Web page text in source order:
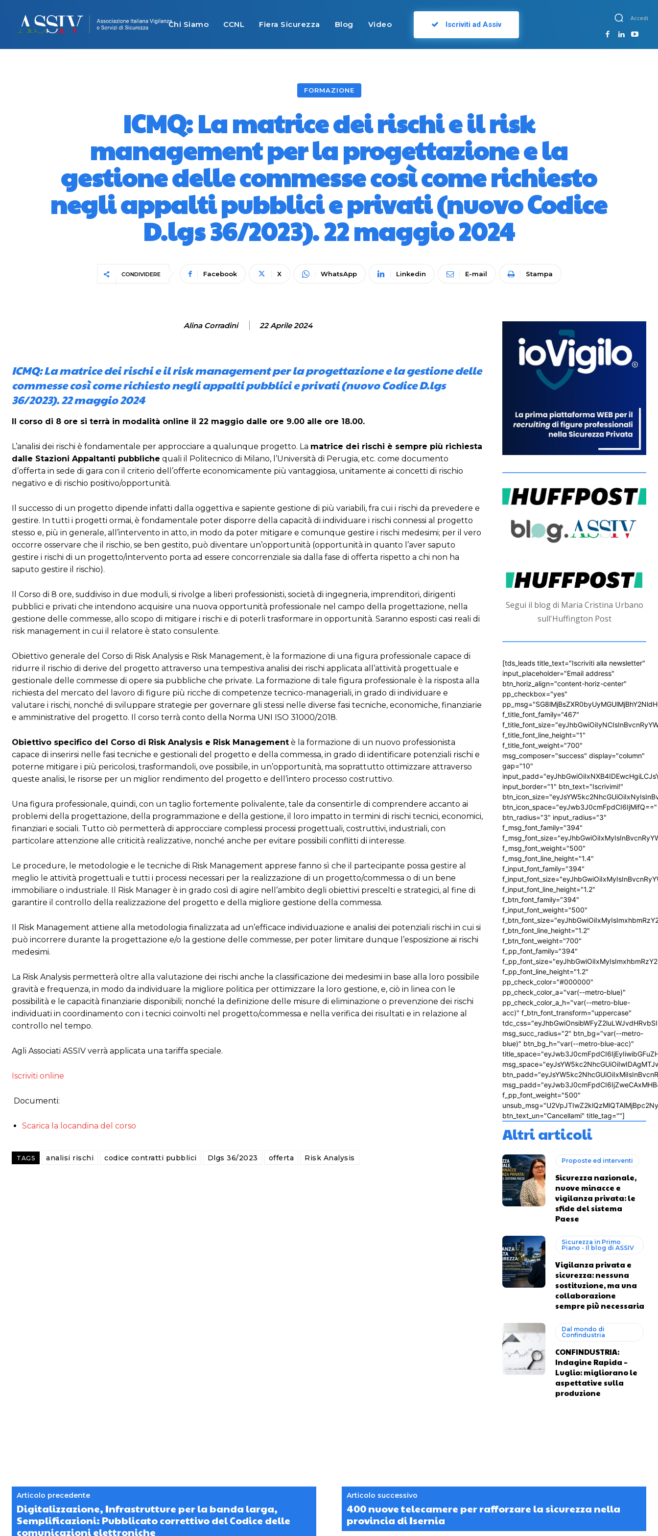
Chi Siamo CCNL Fiera Sicurezza Blog Video Iscriviti ad Assiv
Accedi
FORMAZIONE
ICMQ: La matrice dei rischi e il risk
management per la progettazione e la
gestione delle commesse così come richiesto
negli appalti pubblici e privati (nuovo Codice
D.lgs 36/2023). 22 maggio 2024
CONDIVIDERE Facebook X WhatsApp Linkedin E-mail Stampa
Alina Corradini 22 Aprile 2024
ICMQ: La matrice dei rischi e il risk management per la progettazione e la gestione delle
commesse così come richiesto negli appalti pubblici e privati (nuovo Codice D.lgs
36/2023). 22 maggio 2024
Il corso di 8 ore si terrà in modalità online il 22 maggio dalle ore 9.00 alle ore 18.00.
L’analisi dei rischi è fondamentale per approcciare a qualunque progetto. La matrice dei rischi è sempre più richiesta
dalle Stazioni Appaltanti pubbliche quali il Politecnico di Milano, l’Università di Perugia, etc. come documento
d’offerta in sede di gara con il criterio dell’offerte economicamente più vantaggiosa, unitamente ai concetti di rischio
negativo e di rischio positivo/opportunità.
Il successo di un progetto dipende infatti dalla oggettiva e sapiente gestione di più variabili, fra cui i rischi da prevedere e
gestire. In tutti i progetti ormai, è fondamentale poter disporre della capacità di individuare i rischi connessi al progetto
stesso e, più in generale, all’intervento in atto, in modo da poter mitigare e comunque gestire i rischi medesimi; per il vero
occorre osservare che il rischio, se ben gestito, può diventare un’opportunità (opportunità in quanto l’aver saputo
gestire i rischi di un progetto/intervento porta ad essere concorrenziale sia dalla fase di offerta rispetto a chi non ha
saputo gestire il rischio).
Il Corso di 8 ore, suddiviso in due moduli, si rivolge a liberi professionisti, società di ingegneria, imprenditori, dirigenti
pubblici e privati che intendono acquisire una nuova opportunità professionale nel campo della progettazione, nella
gestione delle commesse, allo scopo di mitigare i rischi e di poterli trasformare in opportunità. Saranno esposti casi reali di
risk management in cui il relatore è stato consulente.
Obiettivo generale del Corso di Risk Analysis e Risk Management, è la formazione di una figura professionale capace di
ridurre il rischio di derive del progetto attraverso una tempestiva analisi dei rischi applicata all’attività progettuale e
gestionale delle commesse di opere sia pubbliche che private. La formazione di tale figura professionale è la risposta alla
richiesta del mercato del lavoro di figure più ricche di competenze tecnico-manageriali, in grado di individuare e
valutare i rischi, nonché di sviluppare strategie per governare gli stessi nelle diverse fasi tecniche, economiche, finanziarie
e amministrative del progetto. Il corso terrà conto della Norma UNI ISO 31000/2018.
Obiettivo specifico del Corso di Risk Analysis e Risk Management è la formazione di un nuovo professionista
capace di inserirsi nelle fasi tecniche e gestionali del progetto e della commessa, in grado di identificare potenziali rischi e
poterne mitigare i più pericolosi, trasformandoli, ove possibile, in un’opportunità, ma soprattutto ottimizzare attraverso
queste analisi, le risorse per un miglior rendimento del progetto e dell’intero processo costruttivo.
Una figura professionale, quindi, con un taglio fortemente polivalente, tale da consentirle di comprendere accanto ai
problemi della progettazione, della programmazione e della gestione, il loro impatto in termini di rischi tecnici, economici,
finanziari e sociali. Tutto ciò permetterà di approcciare complessi processi progettuali, costruttivi, industriali, con
particolare attenzione alle criticità realizzative, nonché anche per evitare possibili conflitti di interesse.
Le procedure, le metodologie e le tecniche di Risk Management apprese fanno sì che il partecipante possa gestire al
meglio le attività progettuali e tutti i processi necessari per la realizzazione di un progetto/commessa o di un bene
immobiliare o industriale. Il Risk Manager è in grado così di agire nell’ambito degli obiettivi prescelti e strategici, al fine di
garantire il controllo della realizzazione del progetto e della migliore gestione della commessa.
Il Risk Management attiene alla metodologia finalizzata ad un’efficace individuazione e analisi dei potenziali rischi in cui si
può incorrere durante la progettazione e/o la gestione delle commesse, per poter limitare dunque l’esposizione ai rischi
medesimi.
La Risk Analysis permetterà oltre alla valutazione dei rischi anche la classificazione dei medesimi in base alla loro possibile
gravità e frequenza, in modo da individuare la migliore politica per ottimizzare la loro gestione, e, ciò in linea con le
possibilità e le capacità finanziarie disponibili; nonché la definizione delle misure di eliminazione o prevenzione dei rischi
individuati in coordinamento con i tecnici coinvolti nel progetto/commessa e nella verifica dei risultati e in relazione al
controllo nel tempo.
Agli Associati ASSIV verrà applicata una tariffa speciale.
Iscriviti online
Documenti:
Scarica la locandina del corso
TAGS analisi rischi codice contratti pubblici Dlgs 36/2023 offerta Risk Analysis
Segui il blog di Maria Cristina Urbano
sull'Huffington Post
[tds_leads title_text="Iscriviti alla newsletter"
input_placeholder="Email address"
btn_horiz_align="content-horiz-center"
pp_checkbox="yes"
f_title_font_family="467"
f_title_font_line_height="1"
f_title_font_weight="700"
msg_composer="success" display="column"
gap="10"
input_border="1" btn_text="Iscrivimi!"
btn_icon_space="eyJwb3J0cmFpdCI6IjMifQ=="
btn_radius="3" input_radius="3"
f_msg_font_family="394"
f_msg_font_weight="500"
f_msg_font_line_height="1.4"
f_input_font_family="394"
f_input_font_line_height="1.2"
f_btn_font_family="394"
f_input_font_weight="500"
f_btn_font_line_height="1.2"
f_btn_font_weight="700"
f_pp_font_family="394"
f_pp_font_line_height="1.2"
pp_check_color="#000000"
pp_check_color_a="var(--metro-blue)"
pp_check_color_a_h="var(--metro-blue-
acc)" f_btn_font_transform="uppercase"
msg_succ_radius="2" btn_bg="var(--metro-
blue)" btn_bg_h="var(--metro-blue-acc)"
f_pp_font_weight="500"
btn_text_un="Cancellami" title_tag=""]
Altri articoli
Proposte ed interventi
Sicurezza nazionale,
nuove minacce e
vigilanza privata: le
sfide del sistema
Paese
Sicurezza in Primo
Piano - Il blog di ASSIV
Vigilanza privata e
sicurezza: nessuna
sostituzione, ma una
collaborazione
sempre più necessaria
Dal mondo di
Confindustria
CONFINDUSTRIA:
Indagine Rapida –
Luglio: migliorano le
aspettative sulla
produzione
Articolo precedente
Digitalizzazione, Infrastrutture per la banda larga,
Semplificazioni: Pubblicato correttivo del Codice delle
comunicazioni elettroniche
Articolo successivo
400 nuove telecamere per rafforzare la sicurezza nella
provincia di Isernia